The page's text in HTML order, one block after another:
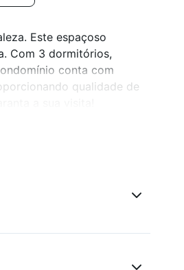
Este espaçoso
Com 3 dormitórios,
conta com
qualidade de